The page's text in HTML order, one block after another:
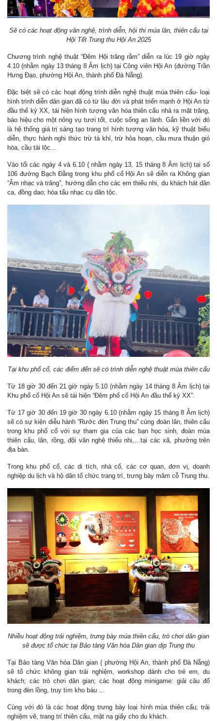
Sẽ có các hoạt động văn nghệ, trình diễn, hội thi múa lân, thiên cẩu tại
Hội Tết Trung thu Hội An 2025
Chương trình nghệ thuật “Đêm Hội trăng rằm” diễn ra lúc 19 giờ ngày
4.10 (nhằm ngày 13 tháng 8 Âm lịch) tại Công viên Hội An (đường Trần
Hưng Đạo, phường Hội An, thành phố Đà Nẵng).
Đặc biệt sẽ có các hoạt động trình diễn nghệ thuật múa thiên cẩu- loại
hình trình diễn dân gian đã có từ lâu đời và phát triển mạnh ở Hội An từ
đầu thế kỷ XX, tái hiện hình tượng văn hóa thiên cẩu nhả ra mặt trăng,
báo hiệu cho một nông vụ tươi tốt, cuộc sống an lành. Gắn liền với đó
là hệ thống giá trị sáng tạo trang trí hình tượng văn hóa, kỹ thuật biểu
diễn, thực hành nghi thức trừ tà khí, trừ hỏa hoạn, cầu mưa thuận gió
hòa, cầu tài lộc...
Vào tối các ngày 4 và 6.10 ( nhằm ngày 13, 15 tháng 8 Âm lịch) tại số
106 đường Bạch Đằng trong khu phố cổ Hội An sẽ diễn ra Không gian
“Âm nhạc và trăng”, hướng dẫn cho các em thiếu nhi, du khách hát dân
ca, đồng dao; hòa tấu nhạc cụ dân tộc.
Tại khu phố cổ, các điểm đến sẽ có trình diễn nghệ thuật múa thiên cẩu
Từ 18 giờ 30 đến 21 giờ ngày 5.10 (nhằm ngày 14 tháng 8 Âm lịch) tại
Khu phố cổ Hội An sẽ tái hiện “Đêm phố cổ Hội An đầu thế kỷ XX”.
Từ 17 giờ 30 đến 19 giờ 30 ngày 6.10 (nhằm ngày 15 tháng 8 Âm lịch)
sẽ có sự kiện diễu hành “Rước đèn Trung thu” cùng đoàn lân, thiên cẩu
trong khu phố cổ với sự tham gia của các bạn học sinh, đoàn múa
thiên cẩu, lân, rồng, đội văn nghệ thiếu nhi,…tại các xã, phường trên
địa bàn.
Trong khu phố cổ, các di tích, nhà cổ, các cơ quan, đơn vị, doanh
nghiệp du lịch và hộ dân tổ chức trang trí, trưng bày mâm cỗ Trung thu.
Nhiều hoạt động trải nghiệm, trưng bày múa thiên cẩu, trò chơi dân gian
sẽ được tổ chức tại Bảo tàng Văn hóa Dân gian dịp Trung thu
Tại Bảo tàng Văn hóa Dân gian ( phường Hội An, thành phố Đà Nẵng)
sẽ tổ chức không gian trải nghiệm, workshop dành cho trẻ em, du
khách; các trò chơi dân gian; các hoạt động minigame: giải câu đố
trong đèn lồng, truy tìm kho báu …
Cùng với đó là các hoạt động trưng bày loại hình múa thiên cẩu; trải
nghiệm vẽ, trang trí thiên cẩu, mặt nạ giấy cho du khách.